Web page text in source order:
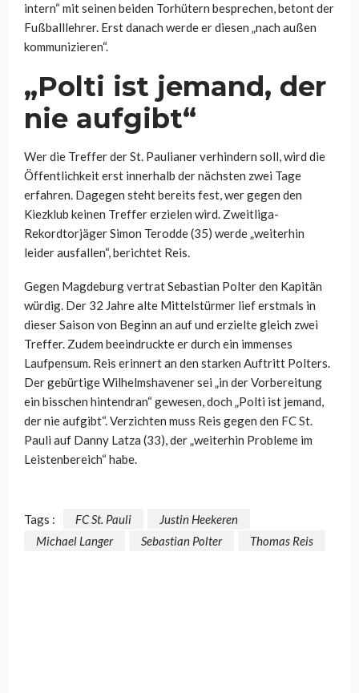
intern“ mit seinen beiden Torhütern besprechen, betont der
Fußballlehrer. Erst danach werde er diesen „nach außen
kommunizieren“.
„Polti ist jemand, der
nie aufgibt“
Wer die Treffer der St. Paulianer verhindern soll, wird die
Öffentlichkeit erst innerhalb der nächsten zwei Tage
erfahren. Dagegen steht bereits fest, wer gegen den
Kiezklub keinen Treffer erzielen wird. Zweitliga-
Rekordtorjäger Simon Terodde (35) werde „weiterhin
leider ausfallen“, berichtet Reis.
Gegen Magdeburg vertrat Sebastian Polter den Kapitän
würdig. Der 32 Jahre alte Mittelstürmer lief erstmals in
dieser Saison von Beginn an auf und erzielte gleich zwei
Treffer. Zudem beeindruckte er durch ein immenses
Laufpensum. Reis erinnert an den starken Auftritt Polters.
Der gebürtige Wilhelmshavener sei „in der Vorbereitung
ein bisschen hintendran“ gewesen, doch „Polti ist jemand,
der nie aufgibt“. Verzichten muss Reis gegen den FC St.
Pauli auf Danny Latza (33), der „weiterhin Probleme im
Leistenbereich“ habe.
Tags : FC St. Pauli
Justin Heekeren
Michael Langer
Sebastian Polter Thomas Reis